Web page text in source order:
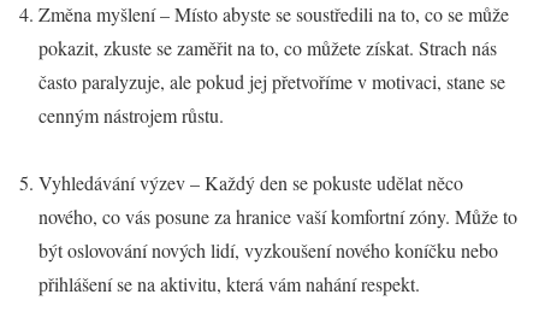
Změna myšlení – Místo abyste se soustředili na to, co se může
pokazit, zkuste se zaměřit na to, co můžete získat. Strach nás
často paralyzuje, ale pokud jej přetvoříme v motivaci, stane se
cenným nástrojem růstu.
Vyhledávání výzev – Každý den se pokuste udělat něco
nového, co vás posune za hranice vaší komfortní zóny. Může to
být oslovování nových lidí, vyzkoušení nového koníčku nebo
přihlášení se na aktivitu, která vám nahání respekt.